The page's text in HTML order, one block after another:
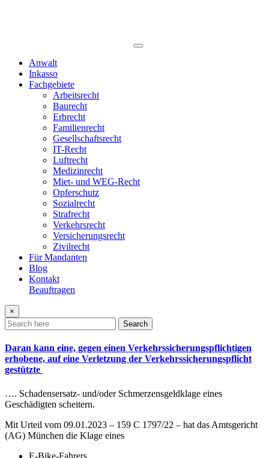
Anwalt
Inkasso
Fachgebiete
Arbeitsrecht
Baurecht
Erbrecht
Familienrecht
Gesellschaftsrecht
IT-Recht
Luftrecht
Medizinrecht
Miet- und WEG-Recht
Opferschutz
Sozialrecht
Strafrecht
Verkehrsrecht
Versicherungsrecht
Zivilrecht
Für Mandanten
Blog
Kontakt
Beauftragen
×
Search
Daran kann eine, gegen einen Verkehrssicherungspflichtigen
erhobene, auf eine Verletzung der Verkehrssicherungspflicht
gestützte
…. Schadensersatz- und/oder Schmerzensgeldklage eines
Geschädigten scheitern.
Mit Urteil vom 09.01.2023 – 159 C 1797/22 – hat das Amtsgericht
(AG) München die Klage eines
E-Bike-Fahrers